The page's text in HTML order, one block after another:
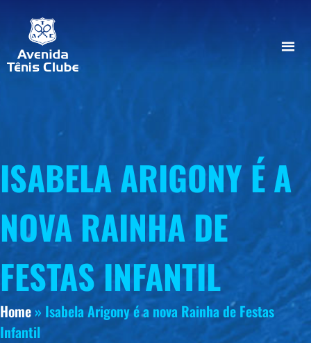
ISABELA ARIGONY É A
NOVA RAINHA DE
FESTAS INFANTIL
Home» Isabela Arigony é a nova Rainha de Festas
Infantil